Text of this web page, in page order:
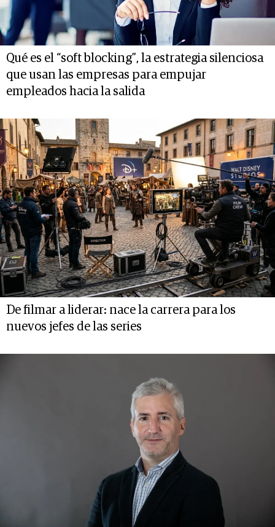
Qué es el “soft blocking”, la estrategia silenciosa
que usan las empresas para empujar
empleados hacia la salida
De filmar a liderar: nace la carrera para los
nuevos jefes de las series